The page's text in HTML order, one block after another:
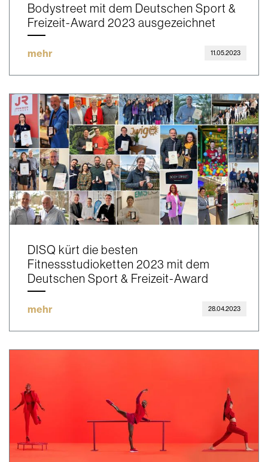
Bodystreet mit dem Deutschen Sport &
Freizeit-Award 2023 ausgezeichnet
mehr 11.05.2023
DISQ kürt die besten
Fitnessstudioketten 2023 mit dem
Deutschen Sport & Freizeit-Award
mehr 28.04.2023